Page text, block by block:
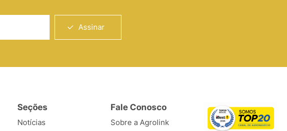
Assinar
Seções
Notícias
Fale Conosco
Sobre a Agrolink